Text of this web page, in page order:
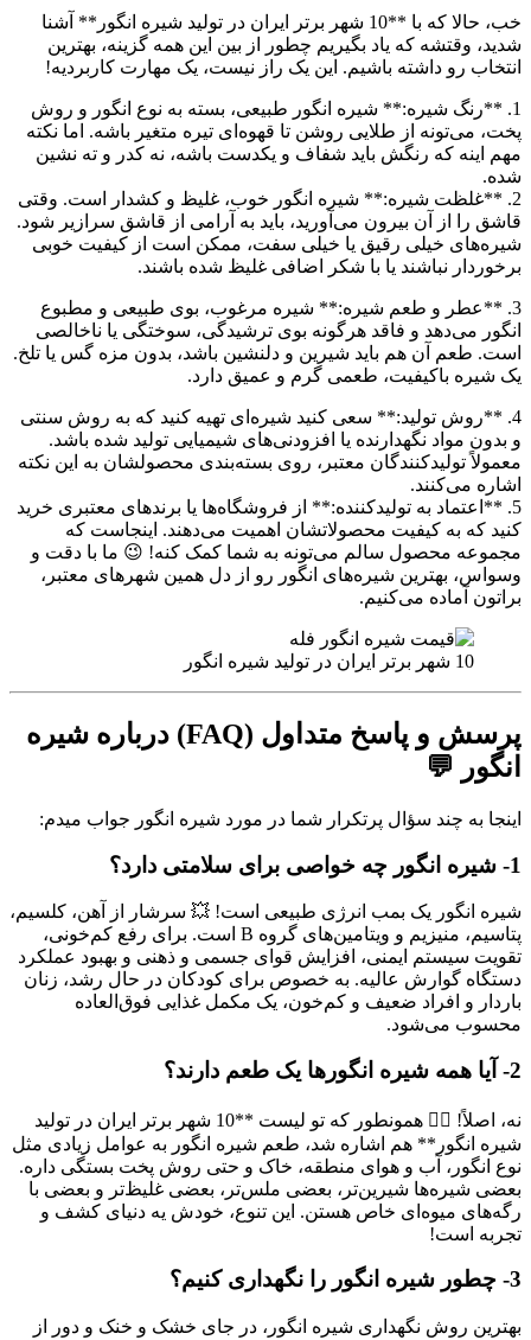
خب، حالا که با **10 شهر برتر ایران در تولید شیره انگور** آشنا
شدید، وقتشه که یاد بگیریم چطور از بین این همه گزینه، بهترین
انتخاب رو داشته باشیم. این یک راز نیست، یک مهارت کاربردیه!
1. **رنگ شیره:** شیره انگور طبیعی، بسته به نوع انگور و روش
پخت، می‌تونه از طلایی روشن تا قهوه‌ای تیره متغیر باشه. اما نکته
مهم اینه که رنگش باید شفاف و یکدست باشه، نه کدر و ته نشین
شده.
2. **غلظت شیره:** شیره انگور خوب، غلیظ و کشدار است. وقتی
قاشق را از آن بیرون می‌آورید، باید به آرامی از قاشق سرازیر شود.
شیره‌های خیلی رقیق یا خیلی سفت، ممکن است از کیفیت خوبی
برخوردار نباشند یا با شکر اضافی غلیظ شده باشند.
3. **عطر و طعم شیره:** شیره مرغوب، بوی طبیعی و مطبوع
انگور می‌دهد و فاقد هرگونه بوی ترشیدگی، سوختگی یا ناخالصی
است. طعم آن هم باید شیرین و دلنشین باشد، بدون مزه گس یا تلخ.
یک شیره باکیفیت، طعمی گرم و عمیق دارد.
4. **روش تولید:** سعی کنید شیره‌ای تهیه کنید که به روش سنتی
و بدون مواد نگهدارنده یا افزودنی‌های شیمیایی تولید شده باشد.
معمولاً تولیدکنندگان معتبر، روی بسته‌بندی محصولشان به این نکته
اشاره می‌کنند.
5. **اعتماد به تولیدکننده:** از فروشگاه‌ها یا برندهای معتبری خرید
کنید که به کیفیت محصولاتشان اهمیت می‌دهند. اینجاست که
مجموعه محصول سالم می‌تونه به شما کمک کنه! 😉 ما با دقت و
وسواس، بهترین شیره‌های انگور رو از دل همین شهرهای معتبر،
براتون آماده می‌کنیم.
10 شهر برتر ایران در تولید شیره انگور
پرسش و پاسخ متداول (FAQ) درباره شیره
انگور 💬
اینجا به چند سؤال پرتکرار شما در مورد شیره انگور جواب میدم:
1- شیره انگور چه خواصی برای سلامتی دارد؟
شیره انگور یک بمب انرژی طبیعی است! 💥 سرشار از آهن، کلسیم،
پتاسیم، منیزیم و ویتامین‌های گروه B است. برای رفع کم‌خونی،
تقویت سیستم ایمنی، افزایش قوای جسمی و ذهنی و بهبود عملکرد
دستگاه گوارش عالیه. به خصوص برای کودکان در حال رشد، زنان
باردار و افراد ضعیف و کم‌خون، یک مکمل غذایی فوق‌العاده
محسوب می‌شود.
2- آیا همه شیره انگورها یک طعم دارند؟
نه، اصلاً! 🙅‍♀️ همونطور که تو لیست **10 شهر برتر ایران در تولید
شیره انگور** هم اشاره شد، طعم شیره انگور به عوامل زیادی مثل
نوع انگور، آب و هوای منطقه، خاک و حتی روش پخت بستگی داره.
بعضی شیره‌ها شیرین‌تر، بعضی ملس‌تر، بعضی غلیظ‌تر و بعضی با
رگه‌های میوه‌ای خاص هستن. این تنوع، خودش یه دنیای کشف و
تجربه است!
3- چطور شیره انگور را نگهداری کنیم؟
بهترین روش نگهداری شیره انگور، در جای خشک و خنک و دور از